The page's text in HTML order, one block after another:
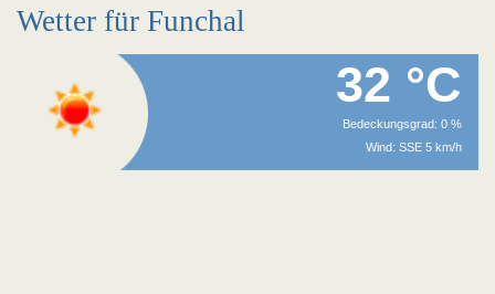
Wetter für Funchal
32 °C
Bedeckungsgrad: 0 %
Wind: SSE 5 km/h